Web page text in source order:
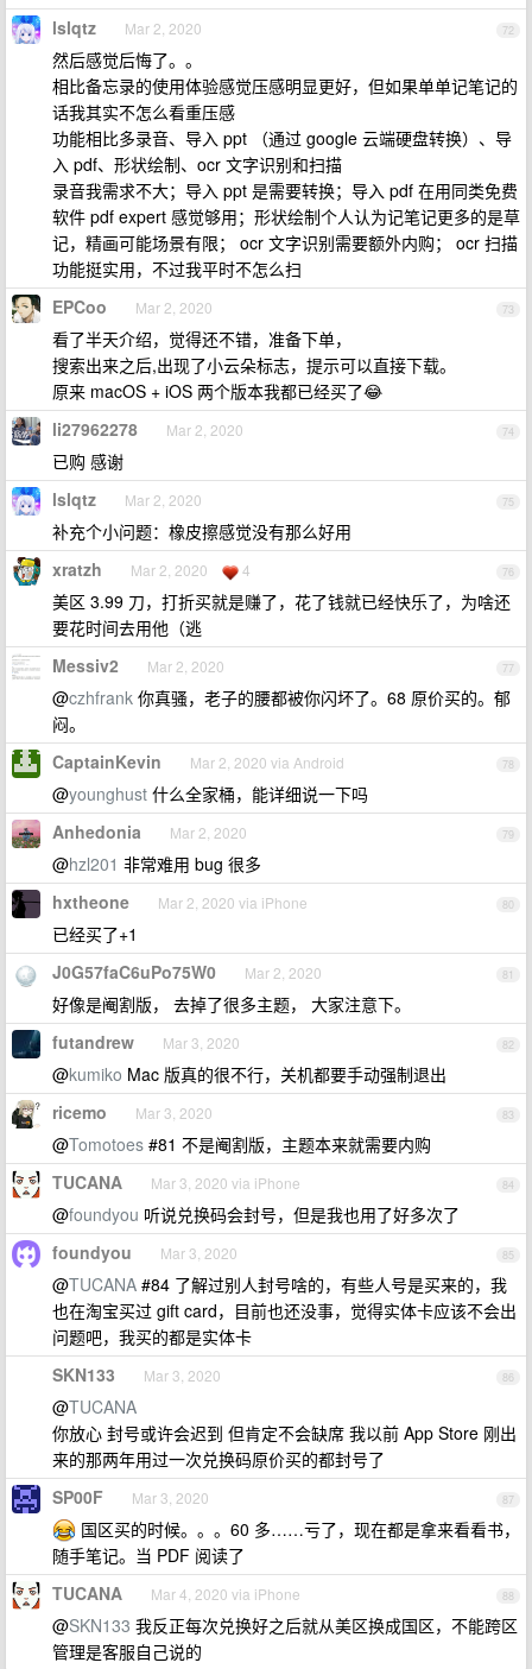
72
lslqtz Mar 2, 2020
然后感觉后悔了。。
相比备忘录的使用体验感觉压感明显更好，但如果单单记笔记的
话我其实不怎么看重压感
功能相比多录音、导入 ppt （通过 google 云端硬盘转换）、导
入 pdf、形状绘制、ocr 文字识别和扫描
录音我需求不大；导入 ppt 是需要转换；导入 pdf 在用同类免费
软件 pdf expert 感觉够用；形状绘制个人认为记笔记更多的是草
记，精画可能场景有限； ocr 文字识别需要额外内购； ocr 扫描
功能挺实用，不过我平时不怎么扫
73
EPCoo Mar 2, 2020
看了半天介绍，觉得还不错，准备下单，
搜索出来之后,出现了小云朵标志，提示可以直接下载。
原来 macOS + iOS 两个版本我都已经买了😂
74
li27962278 Mar 2, 2020
已购 感谢
75
lslqtz Mar 2, 2020
补充个小问题：橡皮擦感觉没有那么好用
76
xratzh Mar 2, 2020 4
美区 3.99 刀，打折买就是赚了，花了钱就已经快乐了，为啥还
要花时间去用他（逃
77
Messiv2 Mar 2, 2020
@czhfrank 你真骚，老子的腰都被你闪坏了。68 原价买的。郁
闷。
78
CaptainKevin Mar 2, 2020 via Android
@younghust 什么全家桶，能详细说一下吗
79
Anhedonia Mar 2, 2020
@hzl201 非常难用 bug 很多
80
hxtheone Mar 2, 2020 via iPhone
已经买了+1
81
J0G57faC6uPo75W0 Mar 2, 2020
好像是阉割版， 去掉了很多主题， 大家注意下。
82
futandrew Mar 3, 2020
@kumiko Mac 版真的很不行，关机都要手动强制退出
83
ricemo Mar 3, 2020
@Tomotoes #81 不是阉割版，主题本来就需要内购
84
TUCANA Mar 3, 2020 via iPhone
@foundyou 听说兑换码会封号，但是我也用了好多次了
85
foundyou Mar 3, 2020
@TUCANA #84 了解过别人封号啥的，有些人号是买来的，我
也在淘宝买过 gift card，目前也还没事，觉得实体卡应该不会出
问题吧，我买的都是实体卡
86
SKN133 Mar 3, 2020
@TUCANA
你放心 封号或许会迟到 但肯定不会缺席 我以前 App Store 刚出
来的那两年用过一次兑换码原价买的都封号了
87
SP00F Mar 3, 2020
国区买的时候。。。60 多……亏了，现在都是拿来看看书，
随手笔记。当 PDF 阅读了
88
TUCANA Mar 4, 2020 via iPhone
@SKN133 我反正每次兑换好之后就从美区换成国区，不能跨区
管理是客服自己说的